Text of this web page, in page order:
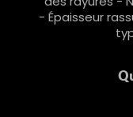
- Épaisseur